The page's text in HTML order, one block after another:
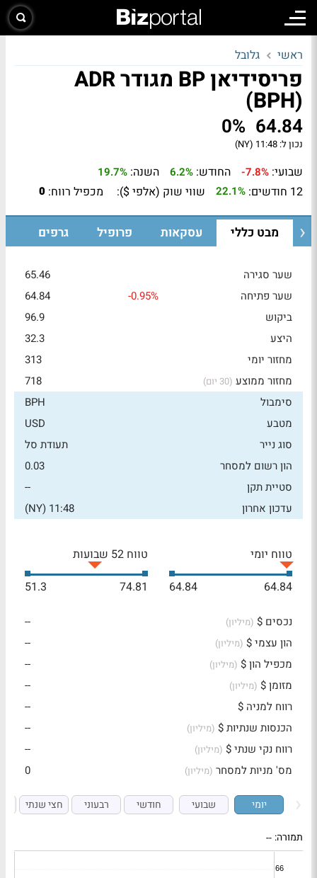
ראשי גלובל
פריסידיאן BP מגודר ADR
(BPH)
64.84
0%
נכון ל: 11:48 (NY)
שבועי: -7.8% החודש: 6.2% השנה: 19.7%
12 חודשים: 22.1% שווי שוק (אלפי $): מכפיל רווח: 0
מבט כללי עסקאות פרופיל גרפים
שער סגירה
65.46
שער פתיחה
-0.95%
64.84
ביקוש
96.9
היצע
32.3
מחזור יומי
313
מחזור ממוצע (30 יום)
718
סימבול
BPH
מטבע
USD
סוג נייר
תעודת סל
הון רשום למסחר
0.03
סטיית תקן
--
עדכון אחרון
11:48 (NY)
טווח יומי
64.84
64.84
טווח 52 שבועות
74.81
51.3
נכסים $ (מיליון)
--
הון עצמי $ (מיליון)
--
מכפיל הון $ (מיליון)
--
מזומן $ (מיליון)
--
רווח למניה $
--
הכנסות שנתיות $ (מיליון)
--
רווח נקי שנתי $ (מיליון)
--
מס' מניות למסחר (מיליון) 0
יומי שבועי חודשי רבעוני חצי שנתי
תמורה: --